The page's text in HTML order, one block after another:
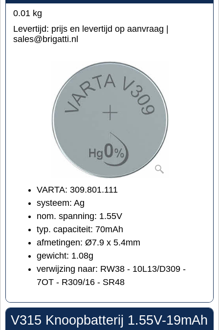
0.01 kg
Levertijd: prijs en levertijd op aanvraag |
sales@brigatti.nl
VARTA: 309.801.111
systeem: Ag
nom. spanning: 1.55V
typ. capaciteit: 70mAh
afmetingen: Ø7.9 x 5.4mm
gewicht: 1.08g
verwijzing naar: RW38 - 10L13/D309 -
7OT - R309/16 - SR48
V315 Knoopbatterij 1.55V-19mAh